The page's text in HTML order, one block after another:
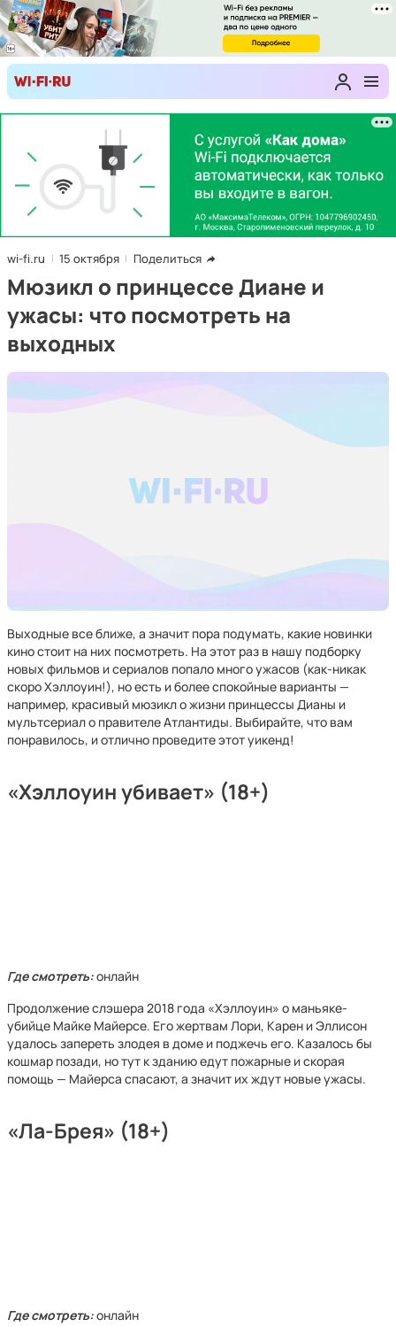
wi-fi.ru 15 октября Поделиться
Мюзикл о принцессе Диане и
ужасы: что посмотреть на
выходных
Выходные все ближе, а значит пора подумать, какие новинки
кино стоит на них посмотреть. На этот раз в нашу подборку
новых фильмов и сериалов попало много ужасов (как-никак
скоро Хэллоуин!), но есть и более спокойные варианты —
например, красивый мюзикл о жизни принцессы Дианы и
мультсериал о правителе Атлантиды. Выбирайте, что вам
понравилось, и отлично проведите этот уикенд!
«Хэллоуин убивает» (18+)
Где смотреть:онлайн
Продолжение слэшера 2018 года «Хэллоуин» о маньяке-
убийце Майке Майерсе. Его жертвам Лори, Карен и Эллисон
удалось запереть злодея в доме и поджечь его. Казалось бы
кошмар позади, но тут к зданию едут пожарные и скорая
помощь — Майерса спасают, а значит их ждут новые ужасы.
«Ла-Брея» (18+)
Где смотреть:онлайн